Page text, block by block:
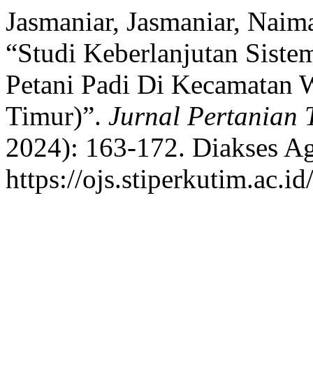
Jasmaniar, Jasmaniar,
“Studi Keberlanjutan
Petani Padi Di Kecamatan
Timur)”. Jurnal Pertanian
2024): 163-172. Diakses
https://